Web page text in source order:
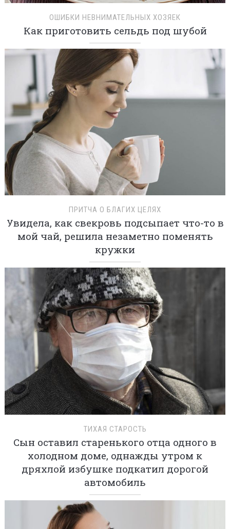
ОШИБКИ НЕВНИМАТЕЛЬНЫХ ХОЗЯЕК
Как приготовить сельдь под шубой
ПРИТЧА О БЛАГИХ ЦЕЛЯХ
Увидела, как свекровь подсыпает что-то в
мой чай, решила незаметно поменять
кружки
ТИХАЯ СТАРОСТЬ
Сын оставил старенького отца одного в
холодном доме, однажды утром к
дряхлой избушке подкатил дорогой
автомобиль